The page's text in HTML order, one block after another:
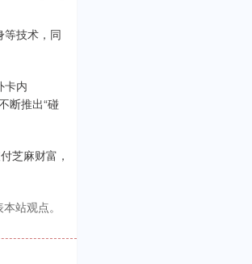
等技术，同
卡内
断推出“碰
芝麻财富，
站观点。